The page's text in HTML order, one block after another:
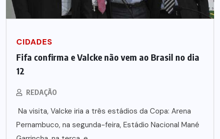
CIDADES
Fifa confirma e Valcke não vem ao Brasil no dia
12
REDAÇÃO
Na visita, Valcke iria a três estádios da Copa: Arena
Pernambuco, na segunda-feira, Estádio Nacional Mané